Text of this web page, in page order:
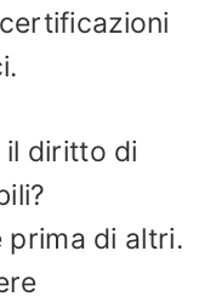
il diritto di
di altri.